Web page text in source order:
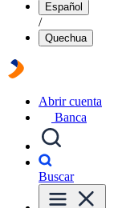
Español
/
Quechua
Abrir cuenta
Banca
Buscar